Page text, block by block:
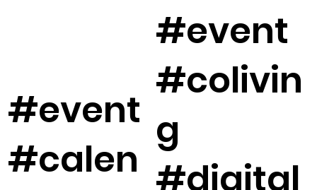
#event
#calen
#event
#colivin
g
#digital